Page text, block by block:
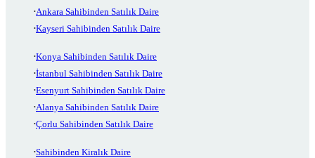
Ankara Sahibinden Satılık Daire
Kayseri Sahibinden Satılık Daire
Konya Sahibinden Satılık Daire
İstanbul Sahibinden Satılık Daire
Esenyurt Sahibinden Satılık Daire
Alanya Sahibinden Satılık Daire
Çorlu Sahibinden Satılık Daire
Sahibinden Kiralık Daire